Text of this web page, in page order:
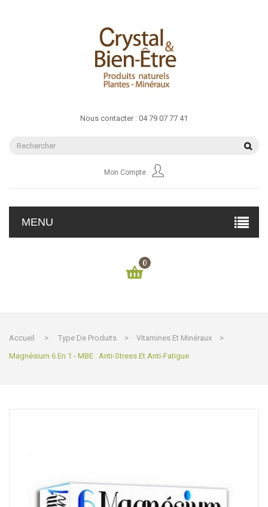
Nous contacter : 04 79 07 77 41
Mon Compte
MENU
0
Accueil > Type De Produits > Vitamines Et Minéraux
>
Magnésium 6 En 1 - MBE : Anti-Stress Et Anti-Fatigue